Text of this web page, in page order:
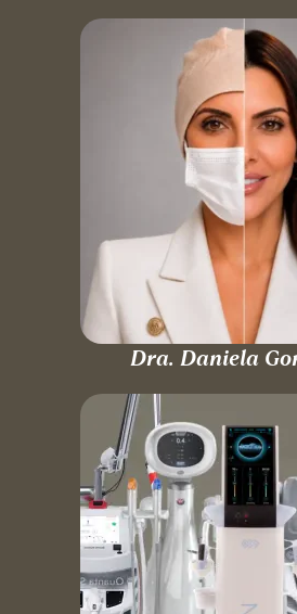
Dra. Daniela